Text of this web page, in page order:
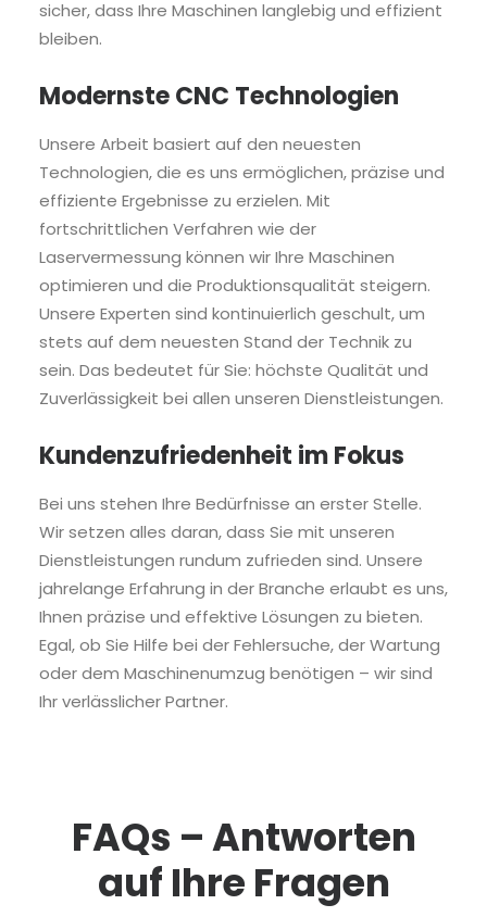
sicher, dass Ihre Maschinen langlebig und effizient
bleiben.
Modernste CNC Technologien
Unsere Arbeit basiert auf den neuesten
Technologien, die es uns ermöglichen, präzise und
effiziente Ergebnisse zu erzielen. Mit
fortschrittlichen Verfahren wie der
Laservermessung können wir Ihre Maschinen
optimieren und die Produktionsqualität steigern.
Unsere Experten sind kontinuierlich geschult, um
stets auf dem neuesten Stand der Technik zu
sein. Das bedeutet für Sie: höchste Qualität und
Zuverlässigkeit bei allen unseren Dienstleistungen.
Kundenzufriedenheit im Fokus
Bei uns stehen Ihre Bedürfnisse an erster Stelle.
Wir setzen alles daran, dass Sie mit unseren
Dienstleistungen rundum zufrieden sind. Unsere
jahrelange Erfahrung in der Branche erlaubt es uns,
Ihnen präzise und effektive Lösungen zu bieten.
Egal, ob Sie Hilfe bei der Fehlersuche, der Wartung
oder dem Maschinenumzug benötigen – wir sind
Ihr verlässlicher Partner.
FAQs – Antworten
auf Ihre Fragen